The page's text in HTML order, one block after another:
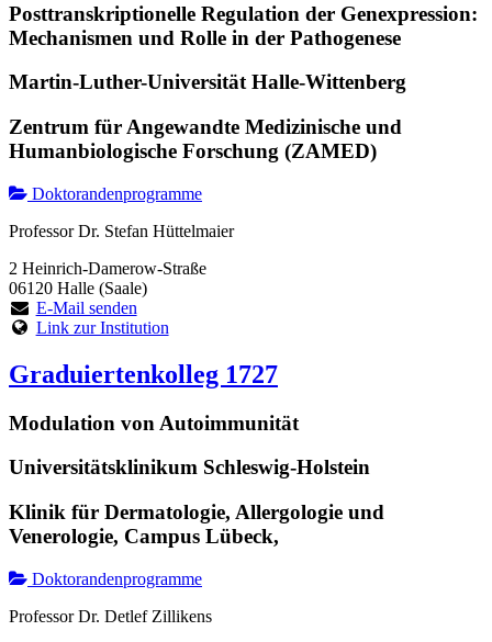
Posttranskriptionelle Regulation der Genexpression:
Mechanismen und Rolle in der Pathogenese
Martin-Luther-Universität Halle-Wittenberg
Zentrum für Angewandte Medizinische und
Humanbiologische Forschung (ZAMED)
Doktorandenprogramme
Professor Dr. Stefan Hüttelmaier
2 Heinrich-Damerow-Straße
06120 Halle (Saale)
E-Mail senden
Link zur Institution
Graduiertenkolleg 1727
Modulation von Autoimmunität
Universitätsklinikum Schleswig-Holstein
Klinik für Dermatologie, Allergologie und
Venerologie, Campus Lübeck,
Doktorandenprogramme
Professor Dr. Detlef Zillikens